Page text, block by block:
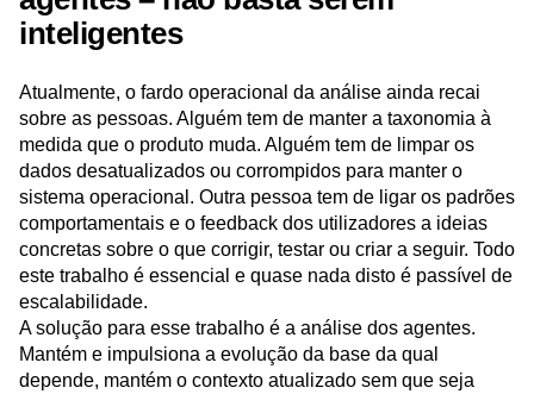
As análises devem tornar-se
agentes – não basta serem
inteligentes
Atualmente, o fardo operacional da análise ainda recai
sobre as pessoas. Alguém tem de manter a taxonomia à
medida que o produto muda. Alguém tem de limpar os
dados desatualizados ou corrompidos para manter o
sistema operacional. Outra pessoa tem de ligar os padrões
comportamentais e o feedback dos utilizadores a ideias
concretas sobre o que corrigir, testar ou criar a seguir. Todo
este trabalho é essencial e quase nada disto é passível de
escalabilidade.
A solução para esse trabalho é a análise dos agentes.